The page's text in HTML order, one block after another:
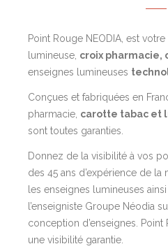
Point Rouge NEODIA, est
lumineuse, croix pharmacie,
enseignes lumineuses
Conçues et fabriquées en
pharmacie, carotte tabac et
sont toutes garanties.
Donnez de la visibilité à vos
des 45 ans d’expérience de la
les enseignes lumineuses
l’enseigniste Groupe Néodia
conception d’enseignes. Point
une visibilité garantie.